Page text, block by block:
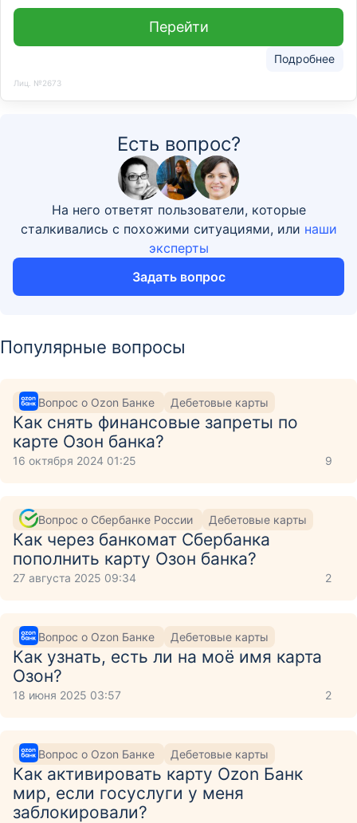
Подробнее
Перейти
Лиц. №2673
Есть вопрос?
На него ответят пользователи, которые
сталкивались с похожими ситуациями, или наши
эксперты
Задать вопрос
Популярные вопросы
Вопрос о Ozon Банке Дебетовые карты
Как снять финансовые запреты по
карте Озон банка?
16 октября 2024 01:25 9
Вопрос о Сбербанке России Дебетовые карты
Как через банкомат Сбербанка
пополнить карту Озон банка?
27 августа 2025 09:34 2
Вопрос о Ozon Банке Дебетовые карты
Как узнать, есть ли на моё имя карта
Озон?
18 июня 2025 03:57 2
Вопрос о Ozon Банке Дебетовые карты
Как активировать карту Ozon Банк
мир, если госуслуги у меня
заблокировали?